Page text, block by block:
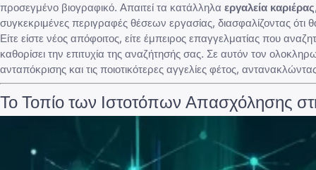
προσεγμένο βιογραφικό. Απαιτεί τα κατάλληλα εργαλεία καριέρας
συγκεκριμένες περιγραφές θέσεων εργασίας, διασφαλίζοντας
Είτε είστε νέος απόφοιτος, είτε έμπειρος επαγγελματίας που
καθορίσει την επιτυχία της αναζήτησής σας. Σε αυτόν τον
ανταπόκρισης και τις ποιοτικότερες αγγελίες φέτος,
Το Τοπίο των Ιστοτόπων Απασχόλησης